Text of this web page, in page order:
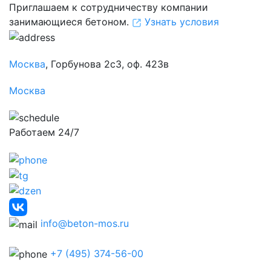
Приглашаем к сотрудничеству компании
занимающиеся бетоном.
Узнать условия
Москва, Горбунова 2с3, оф. 423в
Москва
Работаем 24/7
info@beton-mos.ru
+7 (495) 374-56-00